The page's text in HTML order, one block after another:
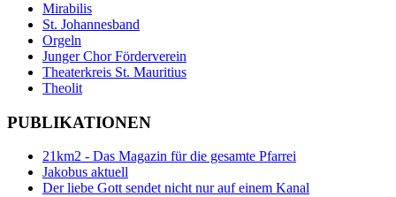
Mirabilis
St. Johannesband
Orgeln
Junger Chor Förderverein
Theaterkreis St. Mauritius
Theolit
PUBLIKATIONEN
21km2 - Das Magazin für die gesamte Pfarrei
Jakobus aktuell
Der liebe Gott sendet nicht nur auf einem Kanal